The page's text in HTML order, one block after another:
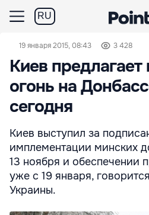
RU
19 января 2015, 08:43 3 428
Киев предлагает
огонь на
сегодня
Киев выступил за
имплементации минских
13 ноября и обеспечении
уже с 19 января,
Украины.